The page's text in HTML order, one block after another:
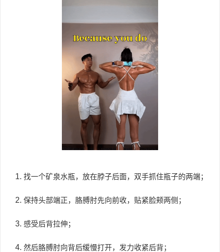
找一个矿泉水瓶，放在脖子后面，双手抓住瓶子的两端；
保持头部端正，胳膊肘先向前收，贴紧脸颊两侧；
感受后背拉伸；
然后胳膊肘向背后缓慢打开，发力收紧后背；